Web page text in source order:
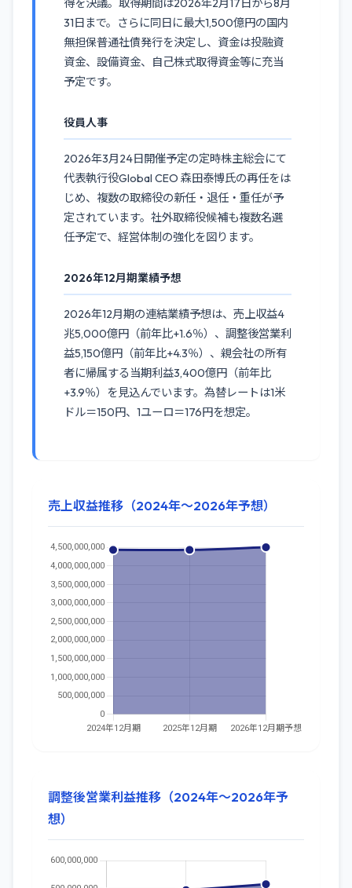
得を決議。取得期間は2026年2月17日から8月
31日まで。さらに同日に最大1,500億円の国内
無担保普通社債発行を決定し、資金は投融資
資金、設備資金、自己株式取得資金等に充当
予定です。
役員人事
2026年3月24日開催予定の定時株主総会にて
代表執行役Global CEO 森田泰博氏の再任をは
じめ、複数の取締役の新任・退任・重任が予
定されています。社外取締役候補も複数名選
任予定で、経営体制の強化を図ります。
2026年12月期業績予想
2026年12月期の連結業績予想は、売上収益4
兆5,000億円（前年比+1.6％）、調整後営業利
益5,150億円（前年比+4.3％）、親会社の所有
者に帰属する当期利益3,400億円（前年比
+3.9％）を見込んでいます。為替レートは1米
ドル＝150円、1ユーロ＝176円を想定。
売上収益推移（2024年～2026年予想）
調整後営業利益推移（2024年～2026年予
想）